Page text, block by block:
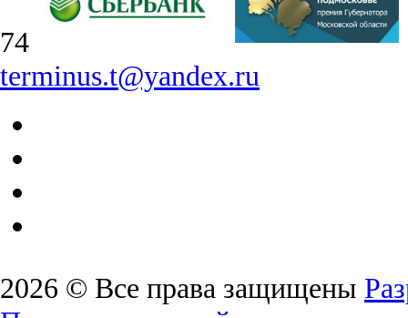
74
terminus.t@yandex.ru
2026 © Все права защищены